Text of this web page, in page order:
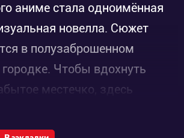
аниме стала одноимённая
новелла. Сюжет
в полузаброшенном
Чтобы вдохнуть
местечко, здесь
туризм, но дело не пошло.
накрыло катастрофой, а